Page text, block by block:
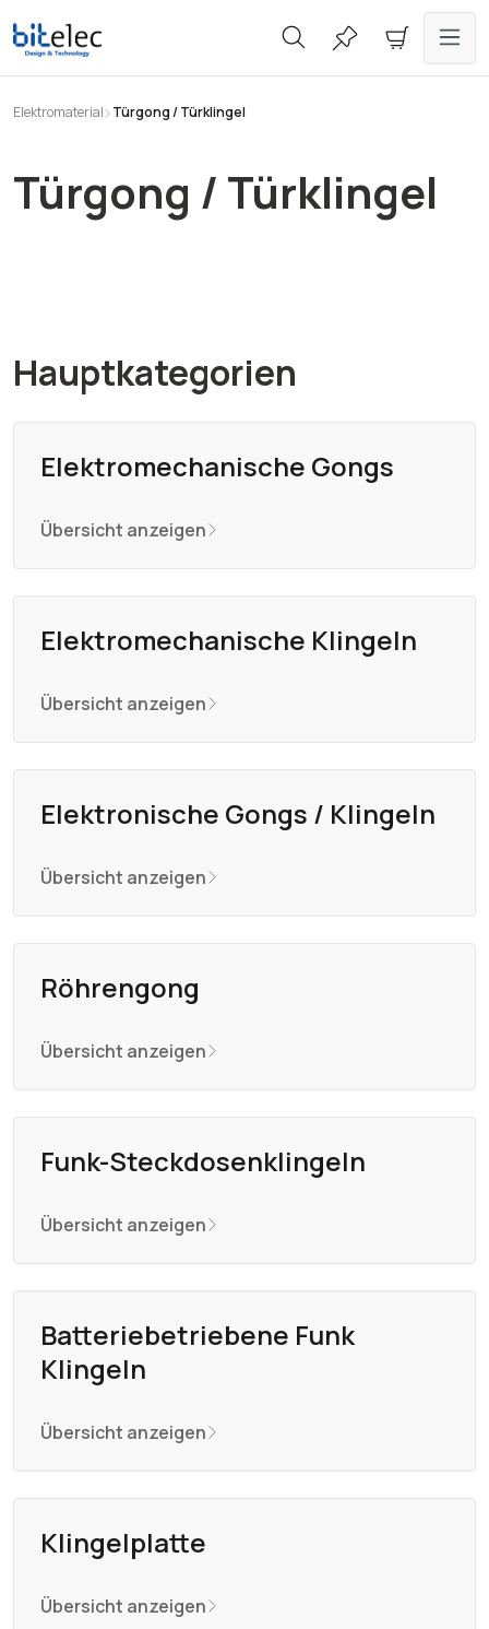
springen
Elektromaterial Türgong / Türklingel
Türgong / Türklingel
Hauptkategorien
Elektromechanische Gongs
Übersicht anzeigen
Elektromechanische Klingeln
Übersicht anzeigen
Elektronische Gongs / Klingeln
Übersicht anzeigen
Röhrengong
Übersicht anzeigen
Funk-Steckdosenklingeln
Übersicht anzeigen
Batteriebetriebene Funk
Klingeln
Übersicht anzeigen
Klingelplatte
Übersicht anzeigen